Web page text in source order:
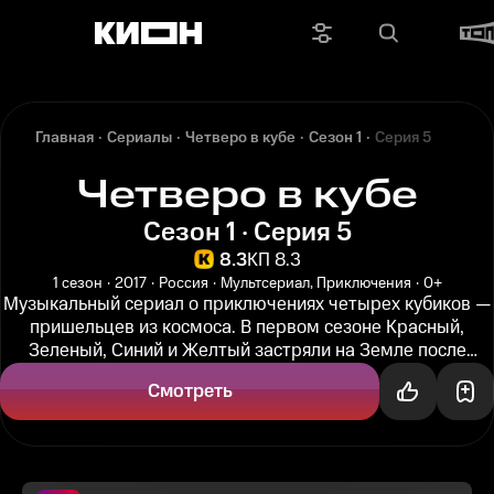
Главная Сериалы Четверо в кубе Сезон 1 Серия 5
Четверо в кубе
Сезон 1 · Серия 5
8.3КП 8.3
1 сезон 2017 Россия Мультсериал, Приключения 0+
Музыкальный сериал о приключениях четырех кубиков —
пришельцев из космоса. В первом сезоне Красный,
Зеленый, Синий и Желтый застряли на Земле после
Смотреть